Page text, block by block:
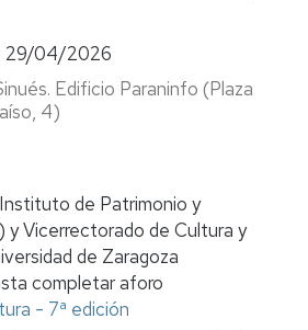
29/04/2026
Edificio Paraninfo (Plaza
4)
Instituto de Patrimonio y
y Vicerrectorado de Cultura y
de Zaragoza
completar aforo
- 7ª edición